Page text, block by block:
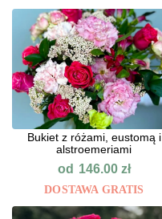
Bukiet z różami, eustomą i
alstroemeriami
od 146.00 zł
DOSTAWA GRATIS